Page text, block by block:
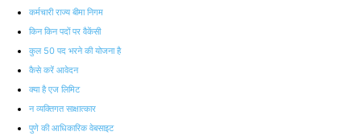
कर्मचारी राज्य बीमा निगम
किन किन पदों पर वैकेंसी
कुल 50 पद भरने की योजना है
कैसे करें आवेदन
क्‍या है एज लिमिट
न व्यक्तिगत साक्षात्कार
पुणे की आधिकारिक वेबसाइट